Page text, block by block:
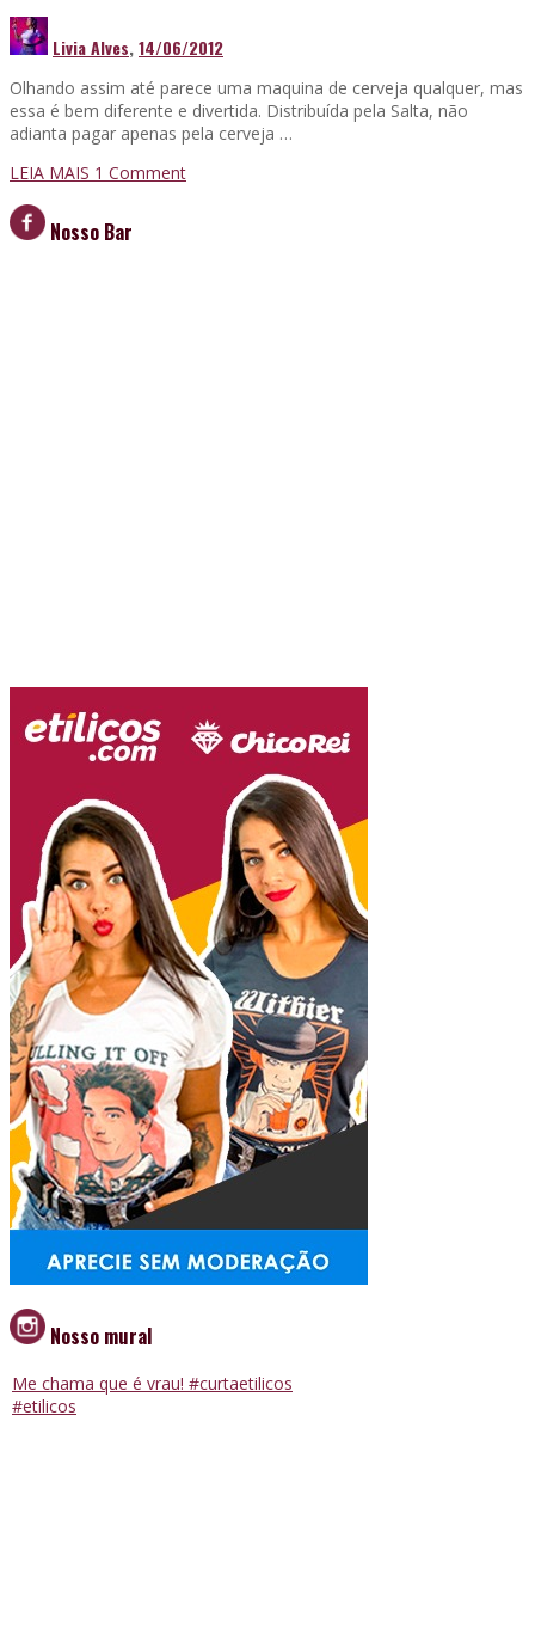
Livia Alves,14/06/2012
Olhando assim até parece uma maquina de cerveja qualquer, mas
essa é bem diferente e divertida. Distribuída pela Salta, não
adianta pagar apenas pela cerveja …
LEIA MAIS 1 Comment
Nosso Bar
Nosso mural
Me chama que é vrau! #curtaetilicos
#etilicos